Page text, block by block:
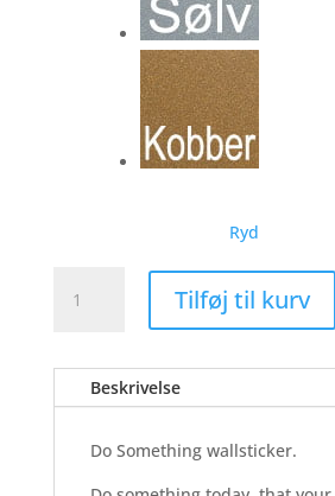
Ryd
Something
antal
Tilføj til kurv
Beskrivelse
Do Something wallsticker.